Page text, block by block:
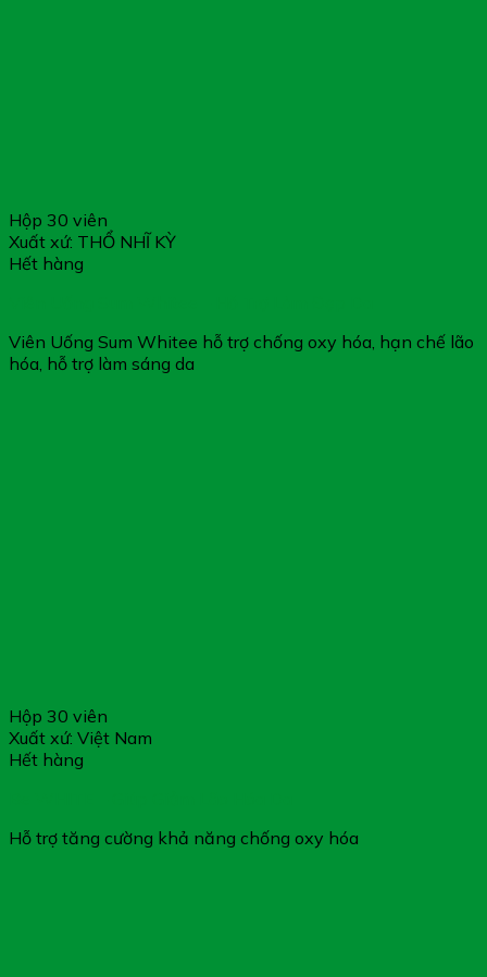
Hộp 30 viên
Xuất xứ: THỔ NHĨ KỲ
Hết hàng
Viên Uống Sum Whitee hỗ trợ chống oxy hóa, hạn chế lão
hóa, hỗ trợ làm sáng da
Hộp 30 viên
Xuất xứ: Việt Nam
Hết hàng
Hỗ trợ tăng cường khả năng chống oxy hóa